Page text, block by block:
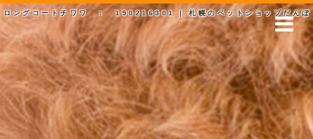
ロングコートチワワ ♀ 190216301 | 札幌のペットショップだんぼ